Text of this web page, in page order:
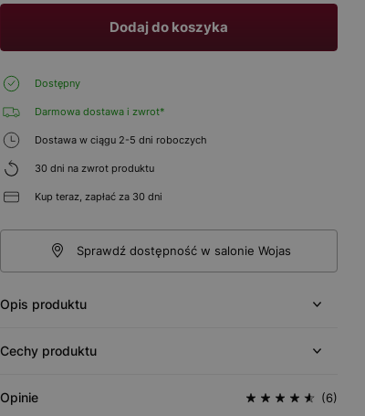
Dodaj do koszyka
Dostępny
Darmowa dostawa i zwrot*
Dostawa w ciągu 2-5 dni roboczych
30 dni na zwrot produktu
Kup teraz, zapłać za 30 dni
Sprawdź dostępność w salonie Wojas
Opis produktu
Cechy produktu
Opinie (6)